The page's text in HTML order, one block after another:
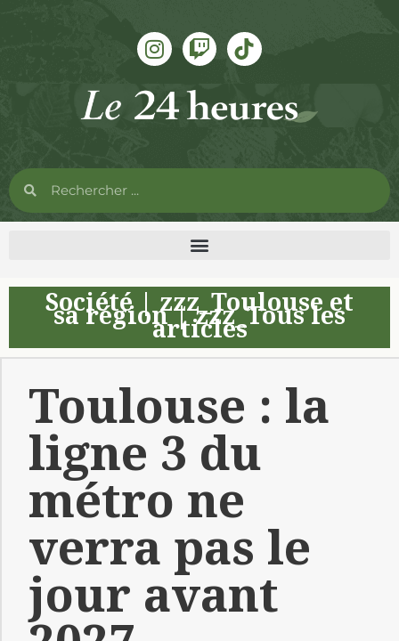
Société|zzz_Toulouse et
sa région|zzz_Tous les
articles
Toulouse : la
ligne 3 du
métro ne
verra pas le
jour avant